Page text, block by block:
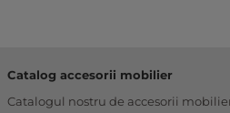
Catalog accesorii mobilier
Catalogul nostru de accesorii